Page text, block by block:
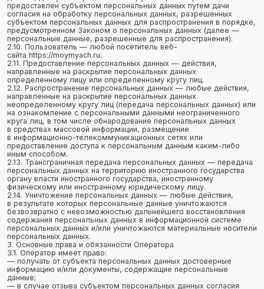
2.13. Трансграничная передача персональных данных — передача
персональных данных на территорию иностранного государства
органу власти иностранного государства, иностранному
физическому или иностранному юридическому лицу.
2.14. Уничтожение персональных данных — любые действия,
в результате которых персональные данные уничтожаются
безвозвратно с невозможностью дальнейшего восстановления
содержания персональных данных в информационной системе
персональных данных и/или уничтожаются материальные носители
персональных данных.
3. Основные права и обязанности Оператора
3.1. Оператор имеет право:
— получать от субъекта персональных данных достоверные
информацию и/или документы, содержащие персональные
данные;
— в случае отзыва субъектом персональных данных согласия
на обработку персональных данных, а также, направления
обращения с требованием о прекращении обработки
персональных данных, Оператор вправе продолжить обработку
персональных данных без согласия субъекта персональных
данных при наличии оснований, указанных в Законе
о персональных данных;
— самостоятельно определять состав и перечень мер,
необходимых и достаточных для обеспечения выполнения
обязанностей, предусмотренных Законом о персональных данных
и принятыми в соответствии с ним нормативными правовыми
актами, если иное не предусмотрено Законом о персональных
данных или другими федеральными законами.
3.2. Оператор обязан:
— предоставлять субъекту персональных данных по его просьбе
информацию, касающуюся обработки его персональных данных;
— организовывать обработку персональных данных в порядке,
установленном действующим законодательством РФ;
— отвечать на обращения и запросы субъектов персональных
данных и их законных представителей в соответствии
с требованиями Закона о персональных данных;
— сообщать в уполномоченный орган по защите прав субъектов
персональных данных по запросу этого органа необходимую
информацию в течение 10 дней с даты получения такого запроса;
— публиковать или иным образом обеспечивать неограниченный
доступ к настоящей Политике в отношении обработки
персональных данных;
— принимать правовые, организационные и технические меры для
защиты персональных данных от неправомерного или случайного